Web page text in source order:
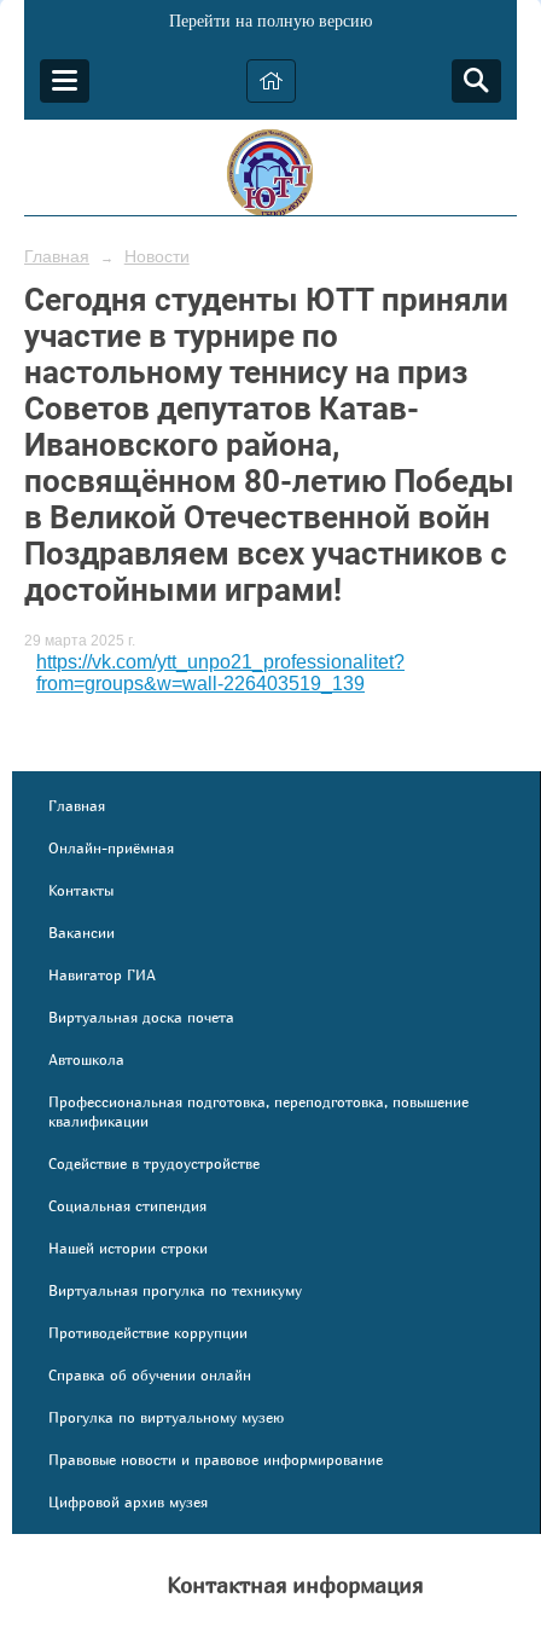
Перейти на полную версию
Главная → Новости
Сегодня студенты ЮТТ приняли
участие в турнире по
настольному теннису на приз
Советов депутатов Катав-
Ивановского района,
посвящённом 80-летию Победы
в Великой Отечественной войн
Поздравляем всех участников с
достойными играми!
29 марта 2025 г.
https://vk.com/ytt_unpo21_professionalitet?
from=groups&w=wall-226403519_139
Главная
Онлайн-приёмная
Контакты
Вакансии
Навигатор ГИА
Виртуальная доска почета
Автошкола
Профессиональная подготовка, переподготовка, повышение
квалификации
Содействие в трудоустройстве
Социальная стипендия
Нашей истории строки
Виртуальная прогулка по техникуму
Противодействие коррупции
Справка об обучении онлайн
Прогулка по виртуальному музею
Правовые новости и правовое информирование
Цифровой архив музея
Контактная информация